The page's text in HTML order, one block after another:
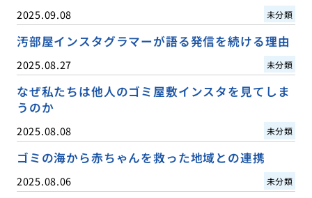
2025.09.08 未分類
汚部屋インスタグラマーが語る発信を続ける理由
2025.08.27 未分類
なぜ私たちは他人のゴミ屋敷インスタを見てしま
うのか
2025.08.08 未分類
ゴミの海から赤ちゃんを救った地域との連携
2025.08.06 未分類